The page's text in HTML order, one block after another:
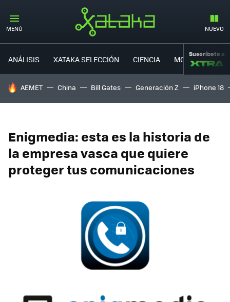
MENÚ NUEVO
ANÁLISIS XATAKA SELECCIÓN CIENCIA MOVILIDAD
Suscríbete a
HOY SE HABLA DE
AEMET China Bill Gates Generación Z iPhone 18
Enigmedia: esta es la historia de
la empresa vasca que quiere
proteger tus comunicaciones